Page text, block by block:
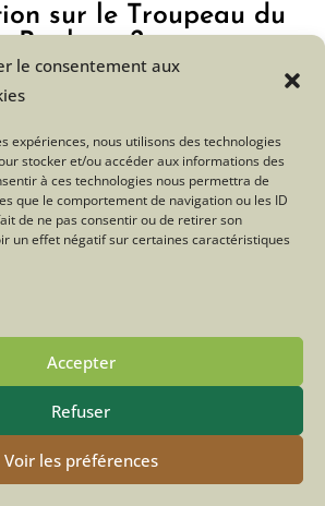
le consentement aux
expériences, nous utilisons des technologies
stocker et/ou accéder aux informations des
à ces technologies nous permettra de
que le comportement de navigation ou les ID
de ne pas consentir ou de retirer son
un effet négatif sur certaines caractéristiques
Accepter
Refuser
Voir les préférences
sur le Troupeau du
Bonheur ?
Partagez